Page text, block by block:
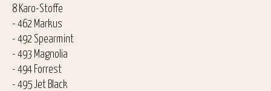
8 Karo-Stoffe
- 462 Markus
- 492 Spearmint
- 493 Magnolia
- 494 Forrest
- 495 Jet Black